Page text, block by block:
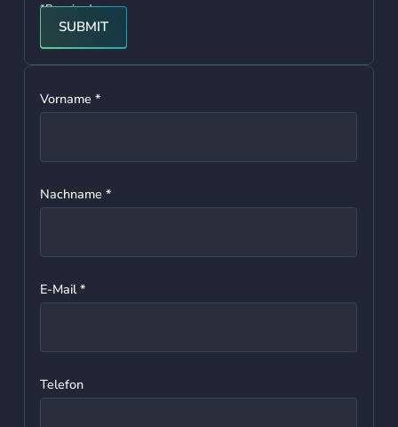
*Required
SUBMIT
Vorname *
Nachname *
E-Mail *
Telefon